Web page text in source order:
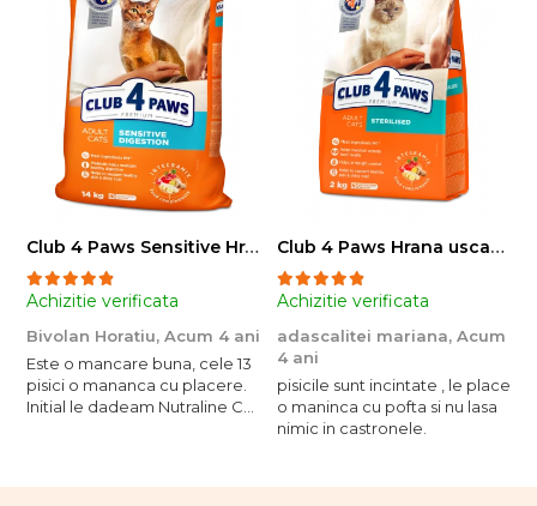
Club 4 Paws Sensitive Hrana uscata pisici adulte, 14kg
Achizitie verificata
Bivolan Horatiu, Acum 4 ani
Este o mancare buna, cele 13
pisici o mananca cu placere.
Initial le dadeam Nutraline Cat
evita, nu o mananca cu
Club 4 Paws Hrana uscata pisici sterilizate, 2kg
Achizitie verificata
adascalitei mariana, Acum
4 ani
pisicile sunt incintate , le place
o maninca cu pofta si nu lasa
nimic in castronele.